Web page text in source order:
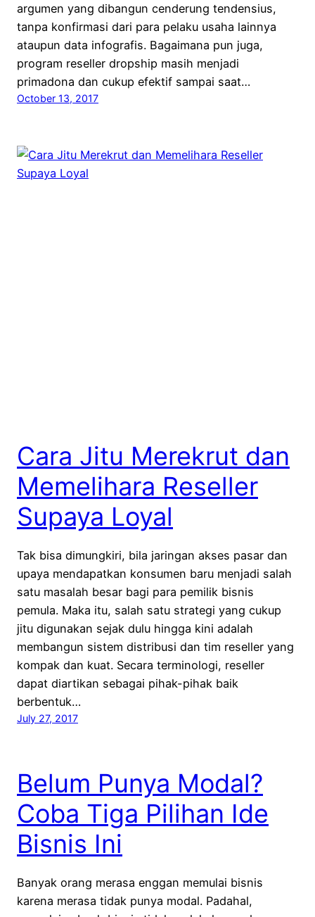
argumen yang dibangun cenderung tendensius,
tanpa konfirmasi dari para pelaku usaha lainnya
ataupun data infografis. Bagaimana pun juga,
program reseller dropship masih menjadi
primadona dan cukup efektif sampai saat…
October 13, 2017
Cara Jitu Merekrut dan
Memelihara Reseller
Supaya Loyal
Tak bisa dimungkiri, bila jaringan akses pasar dan
upaya mendapatkan konsumen baru menjadi salah
satu masalah besar bagi para pemilik bisnis
pemula. Maka itu, salah satu strategi yang cukup
jitu digunakan sejak dulu hingga kini adalah
membangun sistem distribusi dan tim reseller yang
kompak dan kuat. Secara terminologi, reseller
dapat diartikan sebagai pihak-pihak baik
berbentuk…
July 27, 2017
Belum Punya Modal?
Coba Tiga Pilihan Ide
Bisnis Ini
Banyak orang merasa enggan memulai bisnis
karena merasa tidak punya modal. Padahal,